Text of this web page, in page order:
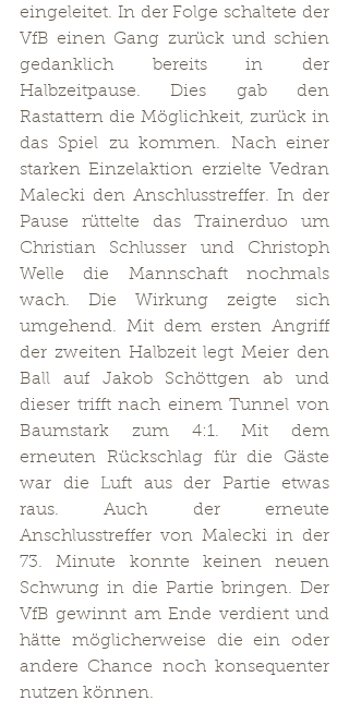
eingeleitet. In der Folge schaltete der
VfB einen Gang zurück und schien
gedanklich bereits in der
Halbzeitpause. Dies gab den
Rastattern die Möglichkeit, zurück in
das Spiel zu kommen. Nach einer
starken Einzelaktion erzielte Vedran
Malecki den Anschlusstreffer. In der
Pause rüttelte das Trainerduo um
Christian Schlusser und Christoph
Welle die Mannschaft nochmals
wach. Die Wirkung zeigte sich
umgehend. Mit dem ersten Angriff
der zweiten Halbzeit legt Meier den
Ball auf Jakob Schöttgen ab und
dieser trifft nach einem Tunnel von
Baumstark zum 4:1. Mit dem
erneuten Rückschlag für die Gäste
war die Luft aus der Partie etwas
raus. Auch der erneute
Anschlusstreffer von Malecki in der
73. Minute konnte keinen neuen
Schwung in die Partie bringen. Der
VfB gewinnt am Ende verdient und
hätte möglicherweise die ein oder
andere Chance noch konsequenter
nutzen können.